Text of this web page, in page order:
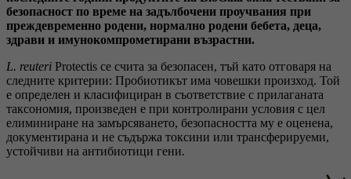
безопасност по време на задълбочени проучвания при
преждевременно родени, нормално родени бебета, деца,
здрави и имунокомпрометирани възрастни.
L. reuteri Protectis се счита за безопасен, тъй като отговаря на
следните критерии: Пробиотикът има човешки произход. Той
е определен и класифициран в съответствие с прилаганата
таксономия, произведен е при контролирани условия с цел
елиминиране на замърсяването, безопасността му е оценена,
документирана и не съдържа токсини или трансферируеми,
устойчиви на антибиотици гени.